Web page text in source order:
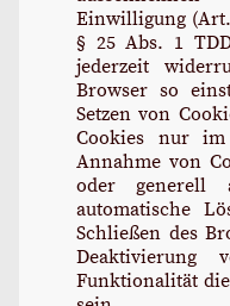
Einwilligung
§ 25 Abs. 1
jederzeit
Browser so
Setzen von
Cookies nur
Annahme von
oder generell
automatische
Schließen des
Deaktivierung
Funktionalität